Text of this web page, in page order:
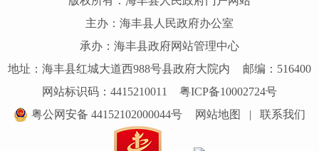
主办：海丰县人民政府办公室
承办：海丰县政府网站管理中心
地址：海丰县红城大道西988号县政府大院内
邮编：516400
网站标识码：4415210011
粤ICP备10002724号
粤公网安备 44152102000044号
网站地图 | 联系我们